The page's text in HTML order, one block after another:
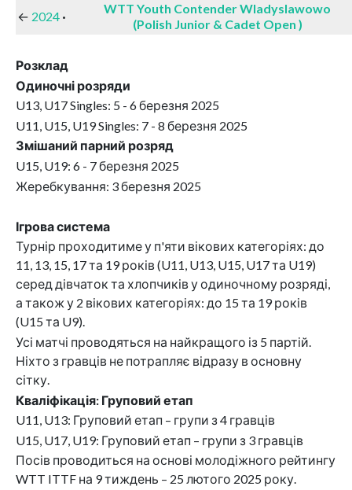
← 2024 ·
WTT Youth Contender Wladyslawowo
(Polish Junior & Cadet Open )
Розклад
Одиночні розряди
U13, U17 Singles: 5 - 6 березня 2025
U11, U15, U19 Singles: 7 - 8 березня 2025
Змішаний парний розряд
U15, U19: 6 - 7 березня 2025
Жеребкування: 3 березня 2025
Ігрова система
Турнір проходитиме у п'яти вікових категоріях: до
11, 13, 15, 17 та 19 років (U11, U13, U15, U17 та U19)
серед дівчаток та хлопчиків у одиночному розряді,
а також у 2 вікових категоріях: до 15 та 19 років
(U15 та U9).
Усі матчі проводяться на найкращого із 5 партій.
Ніхто з гравців не потрапляє відразу в основну
сітку.
Кваліфікація: Груповий етап
U11, U13: Груповий етап – групи з 4 гравців
U15, U17, U19: Груповий етап – групи з 3 гравців
Посів проводиться на основі молодіжного рейтингу
WTT ITTF на 9 тиждень – 25 лютого 2025 року.